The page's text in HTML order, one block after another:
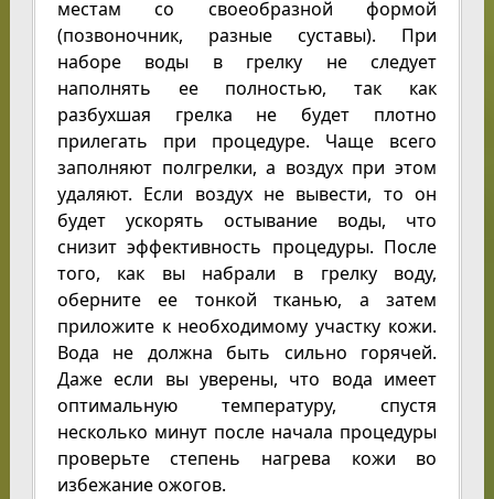
местам со своеобразной формой
(позвоночник, разные суставы). При
наборе воды в грелку не следует
наполнять ее полностью, так как
разбухшая грелка не будет плотно
прилегать при процедуре. Чаще всего
заполняют полгрелки, а воздух при этом
удаляют. Если воздух не вывести, то он
будет ускорять остывание воды, что
снизит эффективность процедуры. После
того, как вы набрали в грелку воду,
оберните ее тонкой тканью, а затем
приложите к необходимому участку кожи.
Вода не должна быть сильно горячей.
Даже если вы уверены, что вода имеет
оптимальную температуру, спустя
несколько минут после начала процедуры
проверьте степень нагрева кожи во
избежание ожогов.